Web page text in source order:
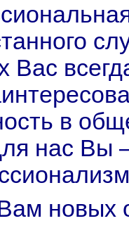
Вас
в
нас Вы
новых